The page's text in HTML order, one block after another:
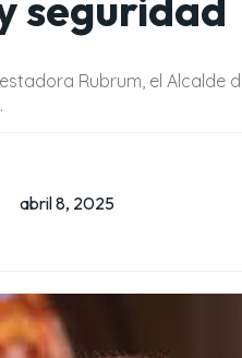
Rubrum, el Alcalde
abril 8, 2025